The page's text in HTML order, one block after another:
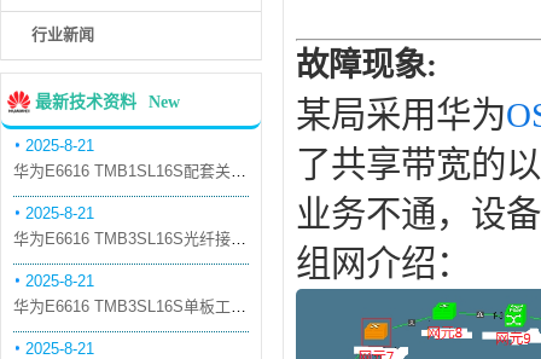
行业新闻
最新技术资料 New
2025-8-21
华为E6616 TMB1SL16S配套关系和替代关系
2025-8-21
华为E6616 TMB3SL16S光纤接口板槽位占用介绍
2025-8-21
华为E6616 TMB3SL16S单板工作原理和信号流
2025-8-21
故障现象:
某局采用华为
了共享带宽的
业务不通，设
组网介绍：